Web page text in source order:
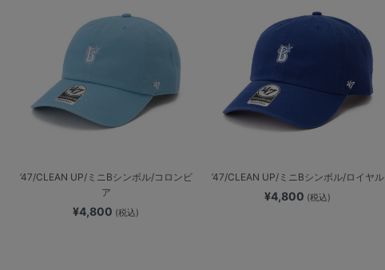
’47/CLEAN UP/ミニBシンボル/コロンビ
ア
¥4,800 (税込)
’47/CLEAN UP/ミニBシンボル/ロイヤル
¥4,800 (税込)